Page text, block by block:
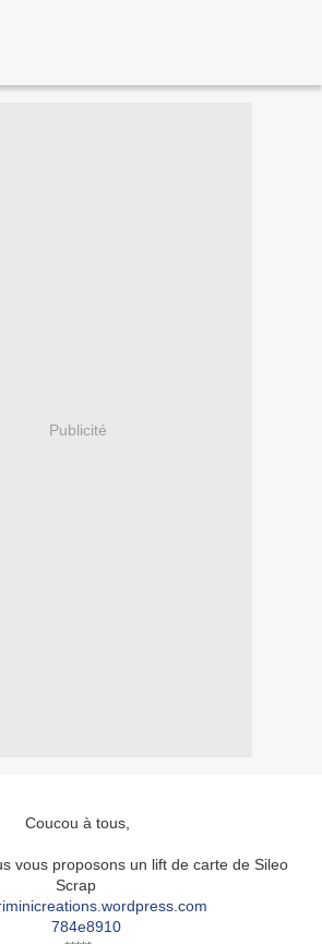
Publicité
Coucou à tous,
vous proposons un lift de carte de Sileo
Scrap